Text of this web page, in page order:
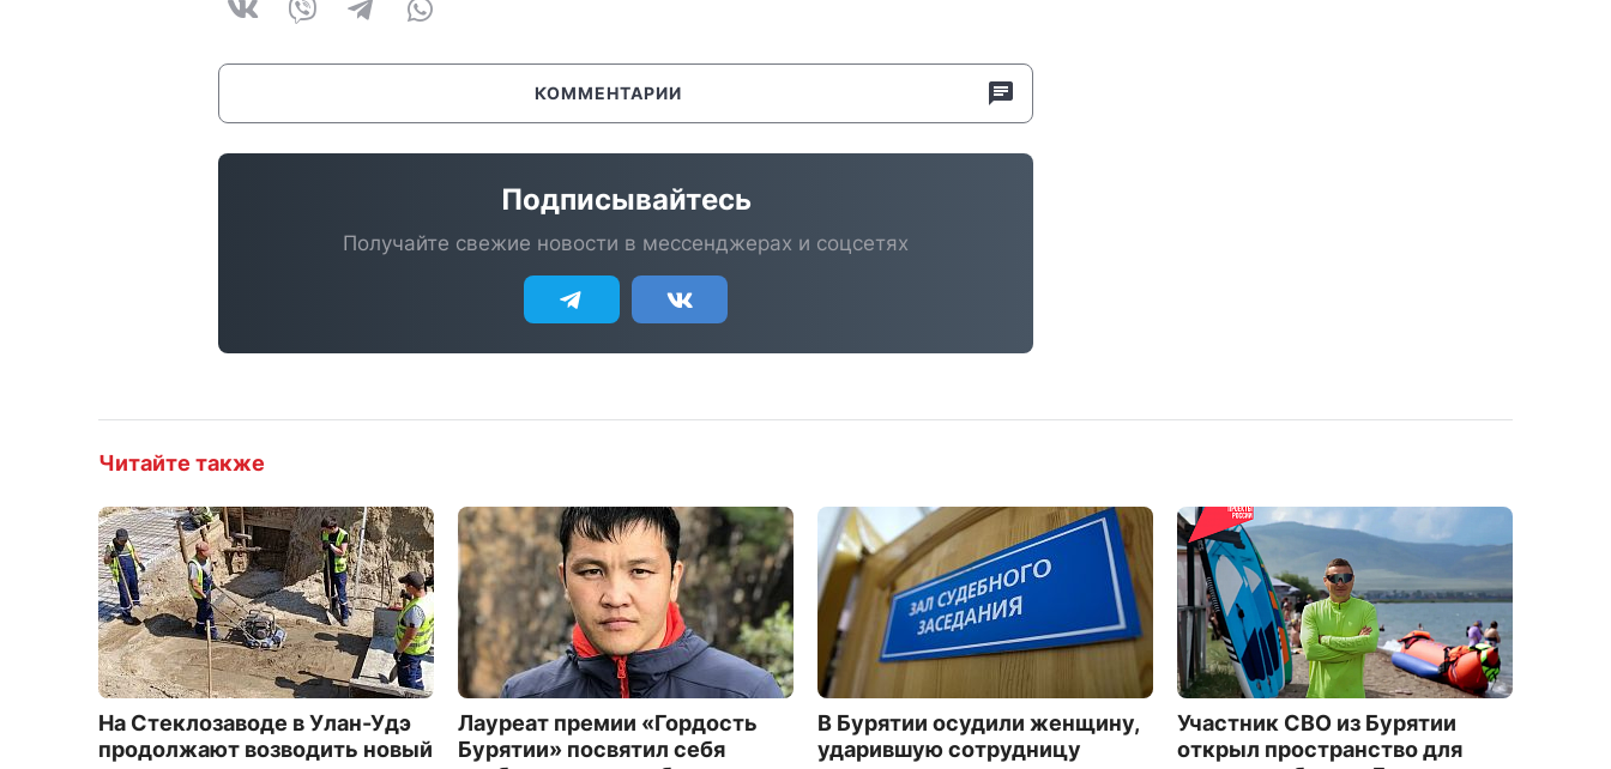
КОММЕНТАРИИ
Подписывайтесь
Получайте свежие новости в мессенджерах и соцсетях
Читайте также
На Стеклозаводе в Улан-Удэ
продолжают возводить новый
Лауреат премии «Гордость
Бурятии» посвятил себя
В Бурятии осудили женщину,
ударившую сотрудницу
Участник СВО из Бурятии
открыл пространство для